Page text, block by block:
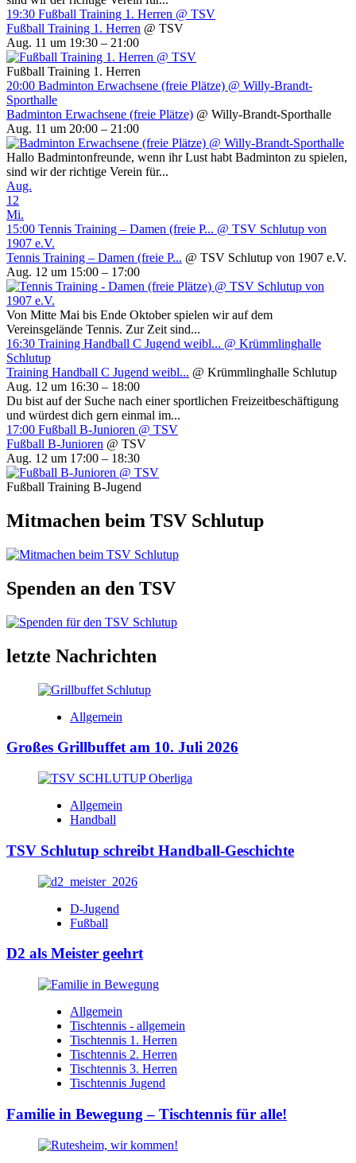
19:30 Fußball Training 1. Herren @ TSV
Fußball Training 1. Herren @ TSV
Aug. 11 um 19:30 – 21:00
Fußball Training 1. Herren
20:00 Badminton Erwachsene (freie Plätze) @ Willy-Brandt-
Sporthalle
Badminton Erwachsene (freie Plätze) @ Willy-Brandt-Sporthalle
Aug. 11 um 20:00 – 21:00
Hallo Badmintonfreunde, wenn ihr Lust habt Badminton zu spielen,
sind wir der richtige Verein für...
Aug.
12
Mi.
15:00 Tennis Training – Damen (freie P... @ TSV Schlutup von
1907 e.V.
Tennis Training – Damen (freie P... @ TSV Schlutup von 1907 e.V.
Aug. 12 um 15:00 – 17:00
Von Mitte Mai bis Ende Oktober spielen wir auf dem
Vereinsgelände Tennis. Zur Zeit sind...
16:30 Training Handball C Jugend weibl... @ Krümmlinghalle
Schlutup
Training Handball C Jugend weibl... @ Krümmlinghalle Schlutup
Aug. 12 um 16:30 – 18:00
Du bist auf der Suche nach einer sportlichen Freizeitbeschäftigung
und würdest dich gern einmal im...
17:00 Fußball B-Junioren @ TSV
Fußball B-Junioren @ TSV
Aug. 12 um 17:00 – 18:30
Fußball Training B-Jugend
Mitmachen beim TSV Schlutup
Spenden an den TSV
letzte Nachrichten
Allgemein
Großes Grillbuffet am 10. Juli 2026
Allgemein
Handball
TSV Schlutup schreibt Handball-Geschichte
D-Jugend
Fußball
D2 als Meister geehrt
Allgemein
Tischtennis - allgemein
Tischtennis 1. Herren
Tischtennis 2. Herren
Tischtennis 3. Herren
Tischtennis Jugend
Familie in Bewegung – Tischtennis für alle!